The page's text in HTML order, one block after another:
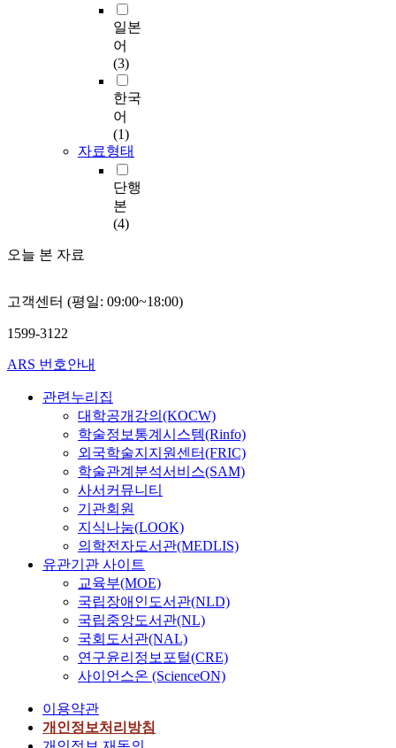
일본
어
(3)
한국
어
(1)
자료형태
단행
본
(4)
오늘 본 자료
고객센터 (평일: 09:00~18:00)
1599-3122
ARS 번호안내
관련누리집
대학공개강의(KOCW)
학술정보통계시스템(Rinfo)
외국학술지지원센터(FRIC)
학술관계분석서비스(SAM)
사서커뮤니티
기관회원
지식나눔(LOOK)
의학전자도서관(MEDLIS)
유관기관 사이트
교육부(MOE)
국립장애인도서관(NLD)
국립중앙도서관(NL)
국회도서관(NAL)
연구윤리정보포털(CRE)
사이언스온 (ScienceON)
이용약관
개인정보처리방침